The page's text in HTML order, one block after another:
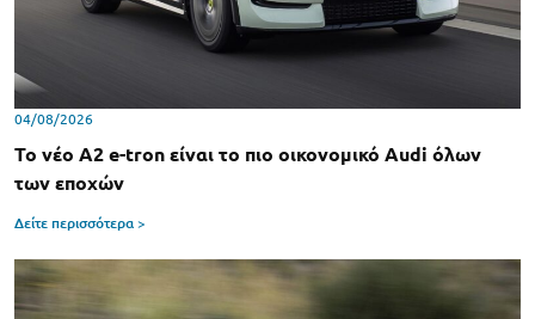
04/08/2026
Το νέο A2 e-tron είναι το πιο οικονομικό Audi όλων
των εποχών
Δείτε περισσότερα >